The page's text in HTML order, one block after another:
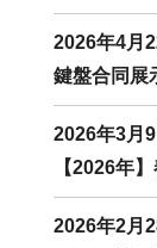
2026年4月
鍵盤合同展
2026年3月9
【2026年
2026年2月